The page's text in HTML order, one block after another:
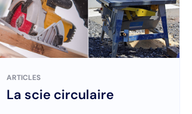
ARTICLES
La scie circulaire